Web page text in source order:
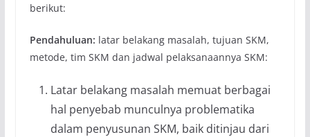
berikut:
Pendahuluan: latar belakang masalah, tujuan SKM,
metode, tim SKM dan jadwal pelaksanaannya SKM:
Latar belakang masalah memuat berbagai
hal penyebab munculnya problematika
dalam penyusunan SKM, baik ditinjau dari